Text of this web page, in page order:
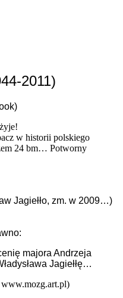
2011)
w historii polskiego
24 bm… Potworny
Jagiełło, zm. w 2009…)
majora Andrzeja
Jagiełłę…
www.mozg.art.pl)